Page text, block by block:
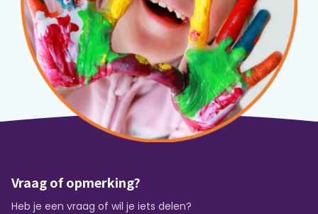
Vraag of opmerking?
Heb je een vraag of wil je iets delen?